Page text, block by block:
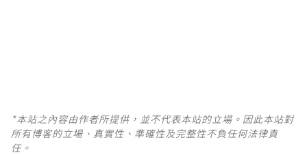
*本站之內容由作者所提供，並不代表本站的立場。因此本站對
所有博客的立場、真實性、準確性及完整性不負任何法律責
任。